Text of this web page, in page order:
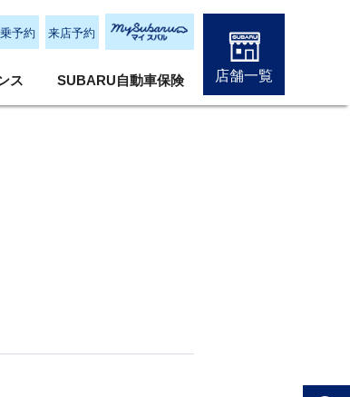
予約 来店予約
ス SUBARU自動車保険 店舗一覧